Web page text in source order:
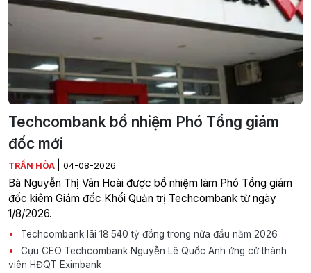
Techcombank bổ nhiệm Phó Tổng giám
đốc mới
TRẦN HÒA 04-08-2026
Bà Nguyễn Thị Vân Hoài được bổ nhiệm làm Phó Tổng giám
đốc kiêm Giám đốc Khối Quản trị Techcombank từ ngày
1/8/2026.
Techcombank lãi 18.540 tỷ đồng trong nửa đầu năm 2026
Cựu CEO Techcombank Nguyễn Lê Quốc Anh ứng cử thành
viên HĐQT Eximbank